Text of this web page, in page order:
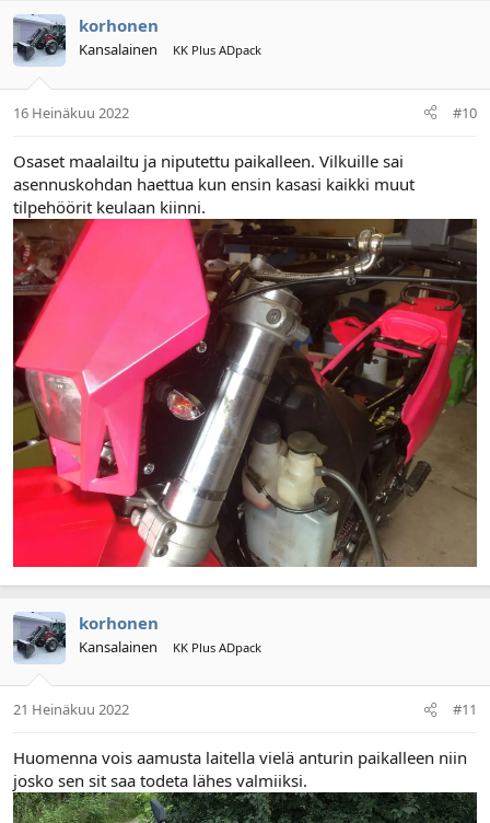
korhonen
Kansalainen KK Plus ADpack
16 Heinäkuu 2022 #10
Osaset maalailtu ja niputettu paikalleen. Vilkuille sai
asennuskohdan haettua kun ensin kasasi kaikki muut
tilpehöörit keulaan kiinni.
korhonen
Kansalainen KK Plus ADpack
21 Heinäkuu 2022 #11
Huomenna vois aamusta laitella vielä anturin paikalleen niin
josko sen sit saa todeta lähes valmiiksi.